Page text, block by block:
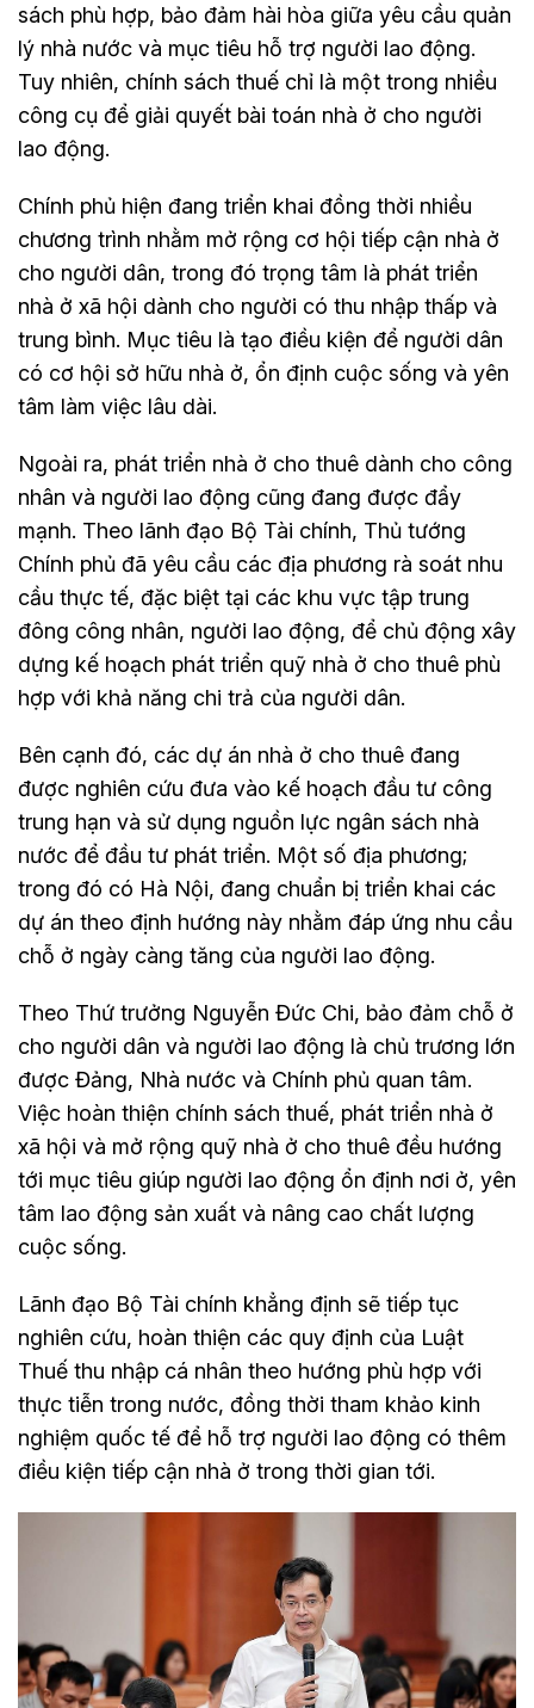
sách phù hợp, bảo đảm hài hòa giữa yêu cầu quản
lý nhà nước và mục tiêu hỗ trợ người lao động.
Tuy nhiên, chính sách thuế chỉ là một trong nhiều
công cụ để giải quyết bài toán nhà ở cho người
lao động.
Chính phủ hiện đang triển khai đồng thời nhiều
chương trình nhằm mở rộng cơ hội tiếp cận nhà ở
cho người dân, trong đó trọng tâm là phát triển
nhà ở xã hội dành cho người có thu nhập thấp và
trung bình. Mục tiêu là tạo điều kiện để người dân
có cơ hội sở hữu nhà ở, ổn định cuộc sống và yên
tâm làm việc lâu dài.
Ngoài ra, phát triển nhà ở cho thuê dành cho công
nhân và người lao động cũng đang được đẩy
mạnh. Theo lãnh đạo Bộ Tài chính, Thủ tướng
Chính phủ đã yêu cầu các địa phương rà soát nhu
cầu thực tế, đặc biệt tại các khu vực tập trung
đông công nhân, người lao động, để chủ động xây
dựng kế hoạch phát triển quỹ nhà ở cho thuê phù
hợp với khả năng chi trả của người dân.
Bên cạnh đó, các dự án nhà ở cho thuê đang
được nghiên cứu đưa vào kế hoạch đầu tư công
trung hạn và sử dụng nguồn lực ngân sách nhà
nước để đầu tư phát triển. Một số địa phương;
trong đó có Hà Nội, đang chuẩn bị triển khai các
dự án theo định hướng này nhằm đáp ứng nhu cầu
chỗ ở ngày càng tăng của người lao động.
Theo Thứ trưởng Nguyễn Đức Chi, bảo đảm chỗ ở
cho người dân và người lao động là chủ trương lớn
được Đảng, Nhà nước và Chính phủ quan tâm.
Việc hoàn thiện chính sách thuế, phát triển nhà ở
xã hội và mở rộng quỹ nhà ở cho thuê đều hướng
tới mục tiêu giúp người lao động ổn định nơi ở, yên
tâm lao động sản xuất và nâng cao chất lượng
cuộc sống.
Lãnh đạo Bộ Tài chính khẳng định sẽ tiếp tục
nghiên cứu, hoàn thiện các quy định của Luật
Thuế thu nhập cá nhân theo hướng phù hợp với
thực tiễn trong nước, đồng thời tham khảo kinh
nghiệm quốc tế để hỗ trợ người lao động có thêm
điều kiện tiếp cận nhà ở trong thời gian tới.